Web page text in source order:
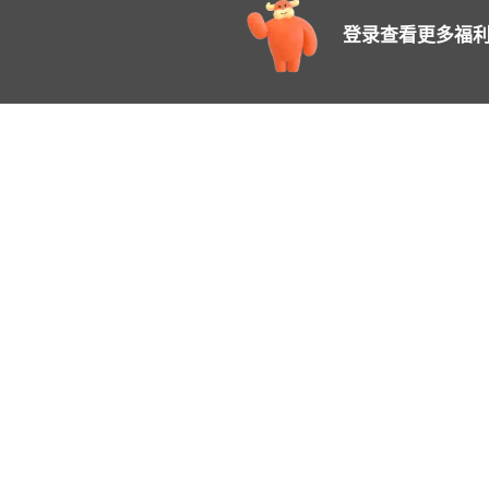
登录查看更多福